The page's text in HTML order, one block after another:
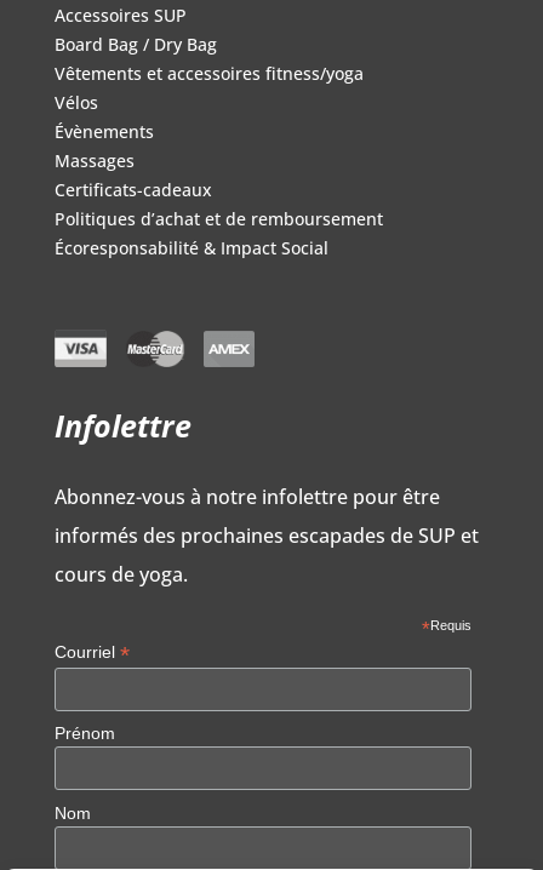
Accessoires SUP
Board Bag / Dry Bag
Vêtements et accessoires fitness/yoga
Vélos
Évènements
Massages
Certificats-cadeaux
Politiques d’achat et de remboursement
Écoresponsabilité & Impact Social
Infolettre
Abonnez-vous à notre infolettre pour être
informés des prochaines escapades de SUP et
cours de yoga.
*Requis
Courriel *
Prénom
Nom